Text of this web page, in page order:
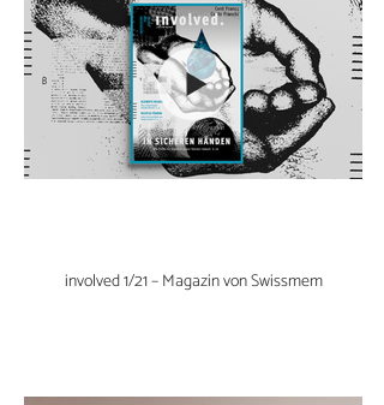
involved 1/21 – Magazin von Swissmem